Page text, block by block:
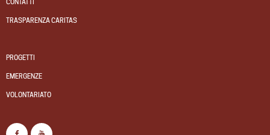
CONTATTI
TRASPARENZA CARITAS
PROGETTI
EMERGENZE
VOLONTARIATO